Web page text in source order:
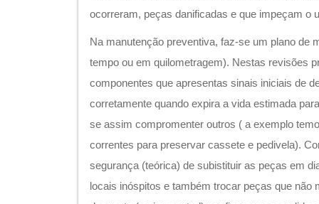
ocorreram, peças danificadas e que impeçam o
Na manutenção preventiva, faz-se um plano de
tempo ou em quilometragem). Nestas revisões
componentes que apresentas sinais iniciais de
corretamente quando expira a vida estimada
se assim compromenter outros ( a exemplo
correntes para preservar cassete e pedivela).
segurança (teórica) de subistituir as peças em
locais inóspitos e também trocar peças que não